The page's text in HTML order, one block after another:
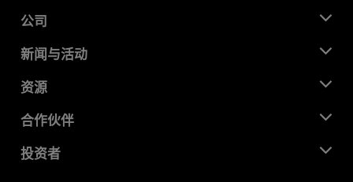
公司
关于 AMD
企业责任
就业机会
联系我们
新闻与活动
新闻中心
媒体库
资源
开发中心
成功案例
合作伙伴
AMD 合作伙伴中心
投资者